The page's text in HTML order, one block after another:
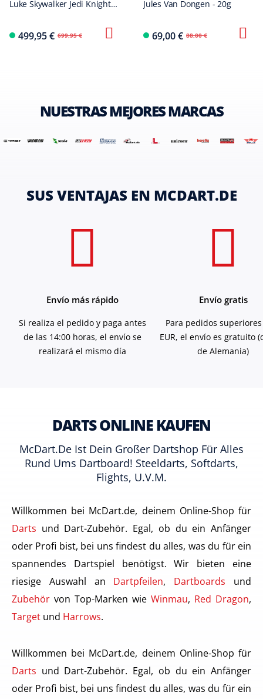
Luke Skywalker Jedi Knight
499,95 € 699,95 €
Jules Van Dongen - 20g
69,00 € 88,00 €
NUESTRAS MEJORES MARCAS
SUS VENTAJAS EN MCDART.DE
Envío más rápido
Si realiza el pedido y paga antes
de las 14:00 horas, el envío se
realizará el mismo día
Envío gratis
Para pedidos
EUR, el envío es gratuito
de Alemania)
DARTS ONLINE KAUFEN
McDart.de Ist Dein Großer Dartshop Für Alles
Rund Ums Dartboard! Steeldarts, Softdarts,
Flights, U.v.m.
Willkommen bei McDart.de, deinem Online-Shop für
Darts und Dart-Zubehör. Egal, ob du ein Anfänger
oder Profi bist, bei uns findest du alles, was du für ein
spannendes Dartspiel benötigst. Wir bieten eine
riesige Auswahl an Dartpfeilen, Dartboards und
Zubehör von Top-Marken wie Winmau, Red Dragon,
Target und Harrows.
Willkommen bei McDart.de, deinem Online-Shop für
Darts und Dart-Zubehör. Egal, ob du ein Anfänger
oder Profi bist, bei uns findest du alles, was du für ein